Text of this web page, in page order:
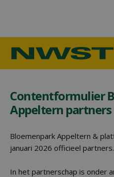
Contentformulier
Appeltern partners
Bloemenpark Appeltern &
januari 2026 officieel partners.
In het partnerschap is onder